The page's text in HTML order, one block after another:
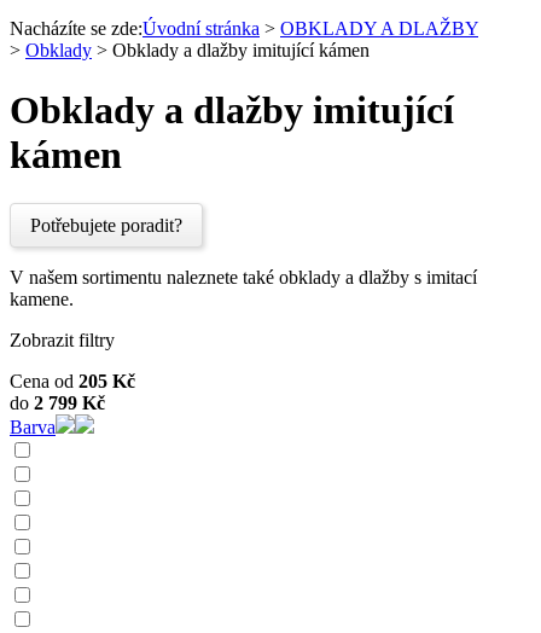
Nacházíte se zde:Úvodní stránka > OBKLADY A DLAŽBY
> Obklady > Obklady a dlažby imitující kámen
Obklady a dlažby imitující
kámen
Potřebujete poradit?
V našem sortimentu naleznete také obklady a dlažby s imitací
kamene.
Zobrazit filtry
Cena od 205 Kč
do 2 799 Kč
Barva